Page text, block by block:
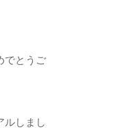
でとうご
ルしまし